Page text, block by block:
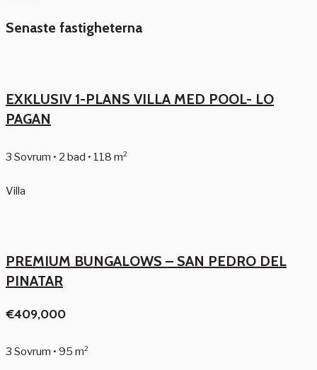
Senaste fastigheterna
EXKLUSIV 1-PLANS VILLA MED POOL- LO
PAGAN
3 Sovrum • 2 bad • 118 m²
Villa
PREMIUM BUNGALOWS – SAN PEDRO DEL
PINATAR
€409,000
3 Sovrum • 95 m²